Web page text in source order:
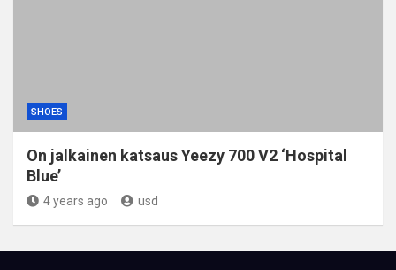
SHOES
On jalkainen katsaus Yeezy 700 V2 ‘Hospital
Blue’
4 years ago usd